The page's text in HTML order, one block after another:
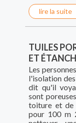
lire la suite
TUILES
ET
Les
l'isolation
dit qu'il
sont
toiture et de
pour 100 m